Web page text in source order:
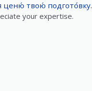
ценю́ твою́ подгото́вку.
your expertise.